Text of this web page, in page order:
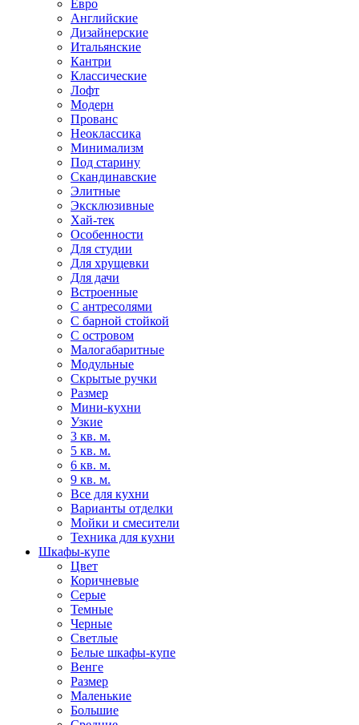
Евро
Английские
Дизайнерские
Итальянские
Кантри
Классические
Лофт
Модерн
Прованс
Неоклассика
Минимализм
Под старину
Скандинавские
Элитные
Эксклюзивные
Хай-тек
Особенности
Для студии
Для хрущевки
Для дачи
Встроенные
С антресолями
С барной стойкой
С островом
Малогабаритные
Модульные
Скрытые ручки
Размер
Мини-кухни
Узкие
3 кв. м.
5 кв. м.
6 кв. м.
9 кв. м.
Все для кухни
Варианты отделки
Мойки и смесители
Техника для кухни
Шкафы-купе
Цвет
Коричневые
Серые
Темные
Черные
Светлые
Белые шкафы-купе
Венге
Размер
Маленькие
Большие